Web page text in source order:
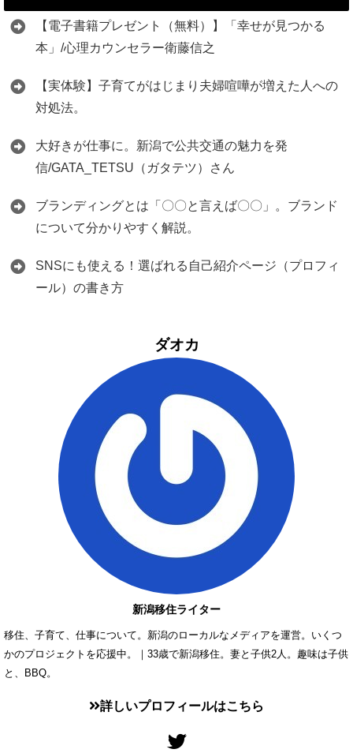
【電子書籍プレゼント（無料）】「幸せが見つかる
本」/心理カウンセラー衛藤信之
【実体験】子育てがはじまり夫婦喧嘩が増えた人への
対処法。
大好きが仕事に。新潟で公共交通の魅力を発
信/GATA_TETSU（ガタテツ）さん
ブランディングとは「〇〇と言えば〇〇」。ブランド
について分かりやすく解説。
SNSにも使える！選ばれる自己紹介ページ（プロフィ
ール）の書き方
ダオカ
新潟移住ライター
移住、子育て、仕事について。新潟のローカルなメディアを運営。いくつ
かのプロジェクトを応援中。｜33歳で新潟移住。妻と子供2人。趣味は子供
と、BBQ。
詳しいプロフィールはこちら